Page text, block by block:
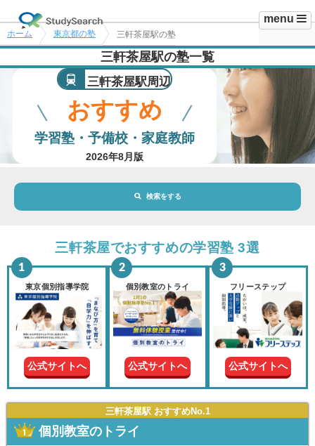
menu
ホーム 東京都の塾 三軒茶屋駅の塾
三軒茶屋駅の塾一覧
三軒茶屋駅周辺
おすすめ
学習塾・予備校・家庭教師
2026年8月版
検索をする
地域・駅 三軒茶屋駅
選択されていません
市区町村 選択されていません 変更
現在の
学年
授業形
式
この条件で絞り込む
三軒茶屋でおすすめの学習塾 3選
東京個別指導学院
公式サイトへ
個別教室のトライ
公式サイトへ
フリーステップ
公式サイトへ
三軒茶屋駅 おすすめNo.1
個別教室のトライ